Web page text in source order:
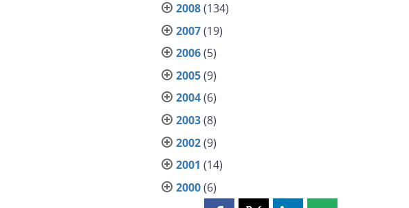
2008(134)
2007(19)
2006(5)
2005(9)
2004(6)
2003(8)
2002(9)
2001 (14)
2000(6)